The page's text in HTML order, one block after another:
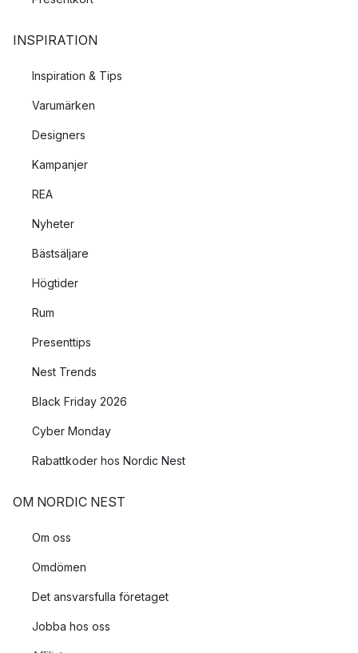
INSPIRATION
Inspiration & Tips
Varumärken
Designers
Kampanjer
REA
Nyheter
Bästsäljare
Högtider
Rum
Presenttips
Nest Trends
Black Friday 2026
Cyber Monday
Rabattkoder hos Nordic Nest
OM NORDIC NEST
Om oss
Omdömen
Det ansvarsfulla företaget
Jobba hos oss